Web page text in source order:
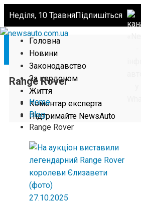
Неділя, 10 ТравняПідпишіться
Головна
Новини
Законодавство
За кордоном
Життя
Коментар експерта
Підтримайте NewsAuto
Range Rover
Home
Blog
Range Rover
27.10.2025